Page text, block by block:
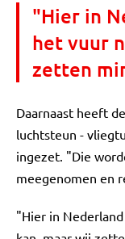
"Hier in
het vuur
zetten
Daarnaast heeft
luchtsteun -
ingezet. "Die
meegenomen en
"Hier in